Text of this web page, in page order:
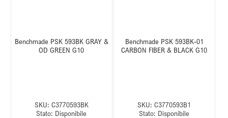
Benchmade PSK 593BK GRAY &
OD GREEN G10
SKU: C3770593BK
Stato: Disponibile
Benchmade PSK 593BK-01
CARBON FIBER & BLACK G10
SKU: C3770593B1
Stato: Disponibile